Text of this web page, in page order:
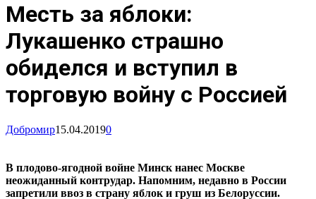
Месть за яблоки:
Лукашенко страшно
обиделся и вступил в
торговую войну с Россией
Добромир15.04.20190
В плодово-ягодной войне Минск нанес Москве
неожиданный контрудар. Напомним, недавно в России
запретили ввоз в страну яблок и груш из Белоруссии.